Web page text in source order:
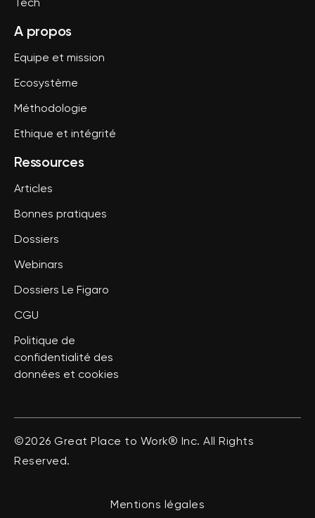
Tech
A propos
Equipe et mission
Ecosystème
Méthodologie
Ethique et intégrité
Ressources
Articles
Bonnes pratiques
Dossiers
Webinars
Dossiers Le Figaro
CGU
Politique de
confidentialité des
données et cookies
©2026 Great Place to Work® Inc. All Rights
Reserved.
Mentions légales